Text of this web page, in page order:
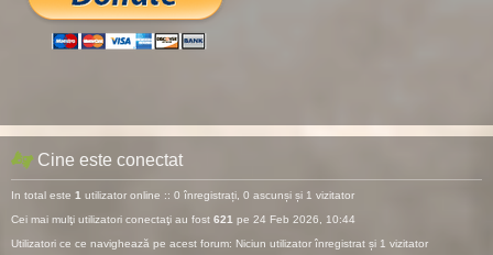
Cine este conectat
In total este 1 utilizator online :: 0 înregistrați, 0 ascunși și 1 vizitator
Cei mai mulţi utilizatori conectaţi au fost 621 pe 24 Feb 2026, 10:44
Utilizatori ce ce navighează pe acest forum: Niciun utilizator înregistrat și 1 vizitator